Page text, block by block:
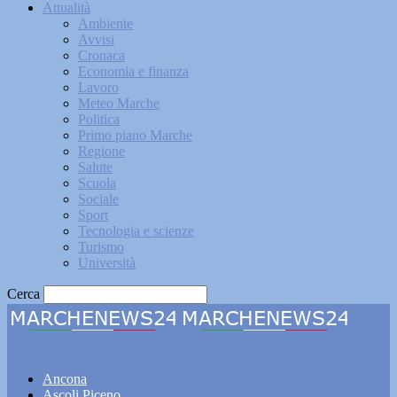
Attualità
Ambiente
Avvisi
Cronaca
Economia e finanza
Lavoro
Meteo Marche
Politica
Primo piano Marche
Regione
Salute
Scuola
Sociale
Sport
Tecnologia e scienze
Turismo
Università
Cerca
Ancona